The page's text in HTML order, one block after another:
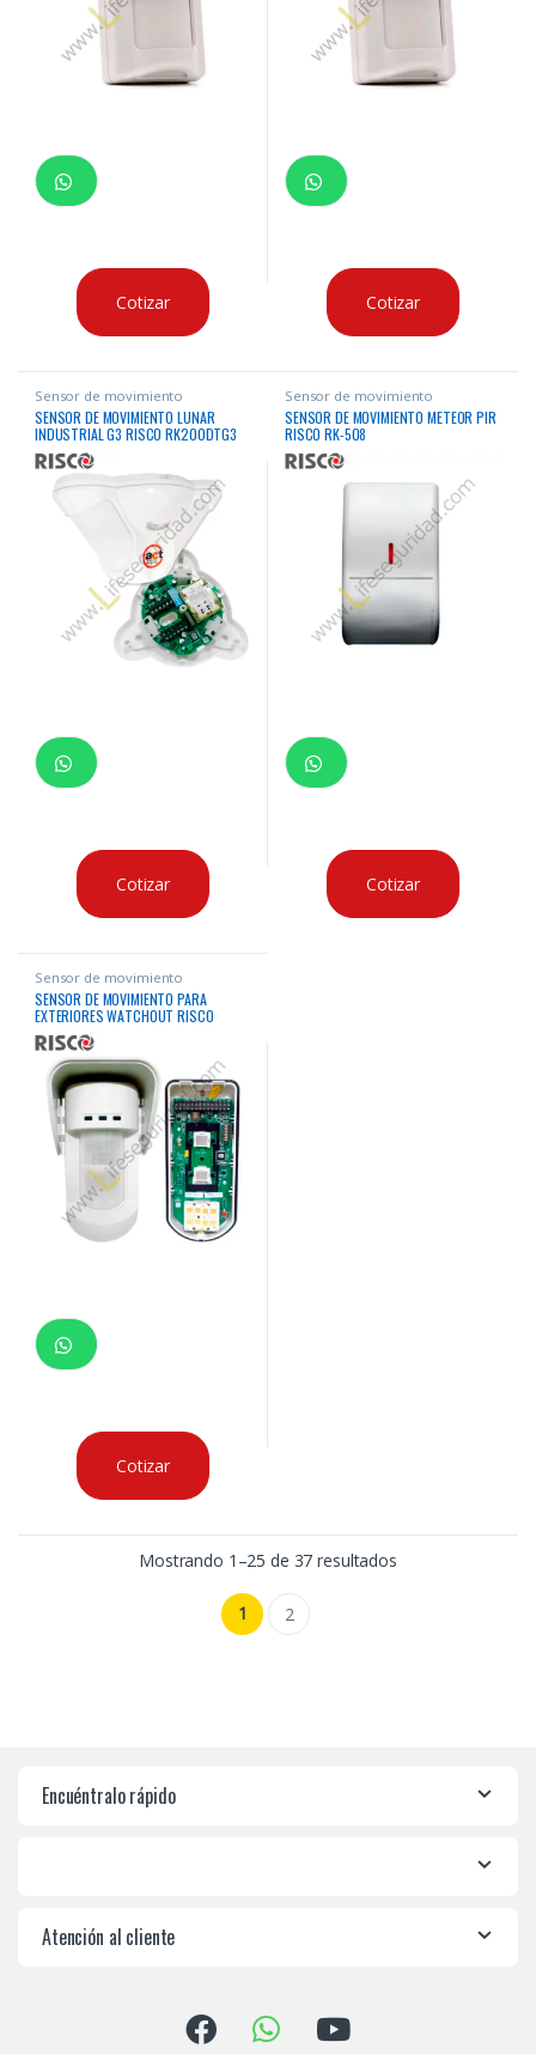
Cotizar Cotizar
Sensor de movimiento
SENSOR DE MOVIMIENTO LUNAR
INDUSTRIAL G3 RISCO RK200DTG3
Cotizar
Sensor de movimiento
SENSOR DE MOVIMIENTO METEOR PIR
RISCO RK-508
Cotizar
Sensor de movimiento
SENSOR DE MOVIMIENTO PARA
EXTERIORES WATCHOUT RISCO
RK315DT
Cotizar
Mostrando 1–25 de 37 resultados
1 2
Encuéntralo rápido
Atención al cliente